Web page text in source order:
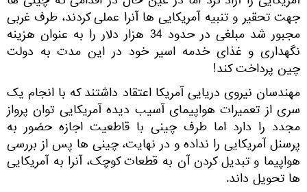
جهت تحقیر و تنبیه آمریکایی ها آنرا عملی کردند، طرف غربی
مجبور شد مبلغی در حدود 34 هزار دلار را به عنوان هزینه
نگهداری و غذای خدمه اسیر خود در این مدت به دولت
چین پرداخت کند!
مهندسان نیروی دریایی آمریکا اعتقاد داشتند که با انجام یک
سری از تعمیرات هواپیمای آسیب دیده آمریکایی توان پرواز
مجدد را دارد اما طرف چینی با قاطعیت اجازه حضور به
پرسنل آمریکایی را نداده و در نهایت، چینی ها پس از بررسی
هواپیما و تبدیل کردن آن به قطعات کوچک، آنرا به آمریکایی
ها تحویل داند.